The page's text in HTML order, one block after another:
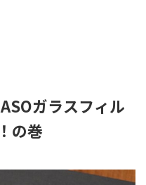
ガラスフィル
の巻